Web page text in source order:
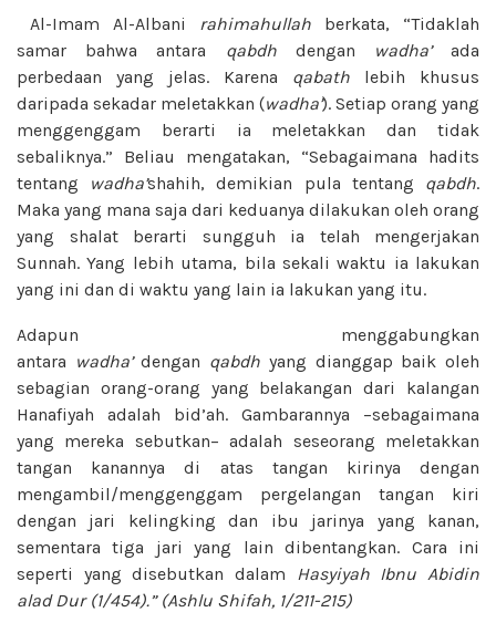
Al-Imam Al-Albani rahimahullah berkata, “Tidaklah
samar bahwa antara qabdh dengan wadha’ada
perbedaan yang jelas. Karena qabath lebih khusus
daripada sekadar meletakkan (wadha’). Setiap orang yang
menggenggam berarti ia meletakkan dan tidak
sebaliknya.” Beliau mengatakan, “Sebagaimana hadits
tentang wadha’shahih, demikian pula tentang qabdh.
Maka yang mana saja dari keduanya dilakukan oleh orang
yang shalat berarti sungguh ia telah mengerjakan
Sunnah. Yang lebih utama, bila sekali waktu ia lakukan
yang ini dan di waktu yang lain ia lakukan yang itu.
Adapun menggabungkan
antara wadha’dengan qabdh yang dianggap baik oleh
sebagian orang-orang yang belakangan dari kalangan
Hanafiyah adalah bid’ah. Gambarannya –sebagaimana
yang mereka sebutkan– adalah seseorang meletakkan
tangan kanannya di atas tangan kirinya dengan
mengambil/menggenggam pergelangan tangan kiri
dengan jari kelingking dan ibu jarinya yang kanan,
sementara tiga jari yang lain dibentangkan. Cara ini
seperti yang disebutkan dalam
Hasyiyah Ibnu Abidin
alad Dur (1/454).” (Ashlu Shifah, 1/211­-215)